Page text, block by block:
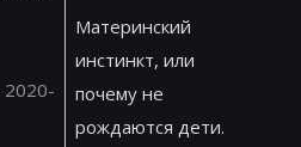
2020-
Материнский
инстинкт, или
почему не
рождаются дети.